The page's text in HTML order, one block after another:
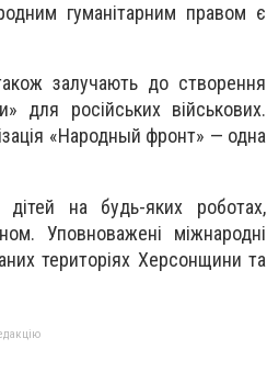
гуманітарним правом є
залучають до створення
для російських військових.
«Народный фронт» — одна
дітей на будь-яких роботах,
Уповноважені міжнародні
територіях Херсонщини та